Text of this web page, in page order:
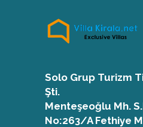
Solo Grup Turizm
Şti.
Menteşeoğlu Mh.
No:263/A Fethiye